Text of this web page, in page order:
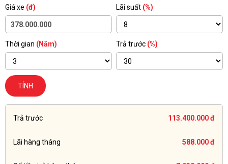
Giá xe (đ) Lãi suất (%)
Thời gian (Năm) Trả trước (%)
TÍNH
Trả trước 113.400.000 đ
Lãi hàng tháng 588.000 đ